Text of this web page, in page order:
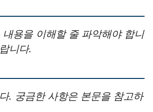
용을 이해할 줄 파악해야 합니
니다.
. 궁금한 사항은 본문을 참고하